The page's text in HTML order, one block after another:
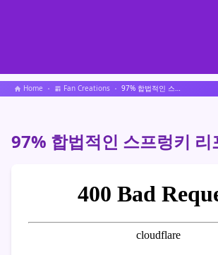
Home Fan Creations 97% 합법적인 스프렁키 리포스트
97% 합법적인 스프렁키 리